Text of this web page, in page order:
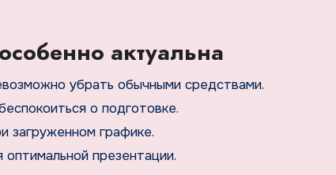
актуальна
убрать обычными средствами.
о подготовке.
загруженном графике.
презентации.